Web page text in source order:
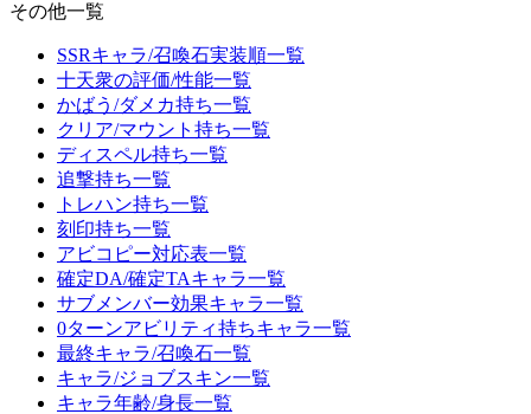
その他一覧
SSRキャラ/召喚石実装順一覧
十天衆の評価/性能一覧
かばう/ダメカ持ち一覧
クリア/マウント持ち一覧
ディスペル持ち一覧
追撃持ち一覧
トレハン持ち一覧
刻印持ち一覧
アビコピー対応表一覧
確定DA/確定TAキャラ一覧
サブメンバー効果キャラ一覧
0ターンアビリティ持ちキャラ一覧
最終キャラ/召喚石一覧
キャラ/ジョブスキン一覧
キャラ年齢/身長一覧